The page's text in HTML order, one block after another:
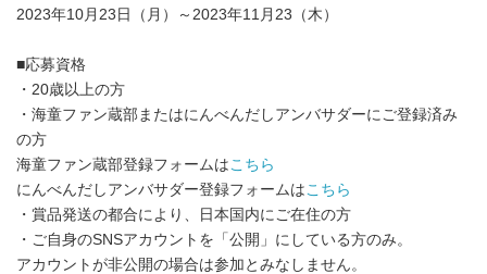
2023年10月23日（月）～2023年11月23（木）
■応募資格
・20歳以上の方
・海童ファン蔵部またはにんべんだしアンバサダーにご登録済み
の方
海童ファン蔵部登録フォームはこちら
にんべんだしアンバサダー登録フォームはこちら
・賞品発送の都合により、日本国内にご在住の方
・ご自身のSNSアカウントを「公開」にしている方のみ。
アカウントが非公開の場合は参加とみなしません。